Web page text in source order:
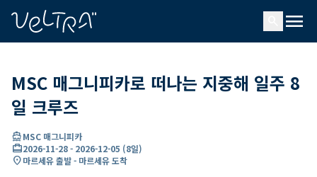
menu
MSC 매그니피카로 떠나는 지중해 일주 8
일 크루즈
directions_boatMSC 매그니피카
card_travel2026-11-28- 2026-12-05 (8일)
location_on마르세유 출발 - 마르세유 도착